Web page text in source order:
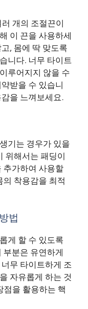
개의 조절끈이
이 끈을 사용하세
, 몸에 딱 맞도록
니다. 너무 타이트
루어지지 않을 수
받을 수 있습니
을 느껴보세요.
기는 경우가 있을
위해서는 패딩이
추가하여 사용할
착용감을 최적
법
게 할 수 있도록
분은 유연하게
무 타이트하게 조
자유롭게 하는 것
을 활용하는 핵